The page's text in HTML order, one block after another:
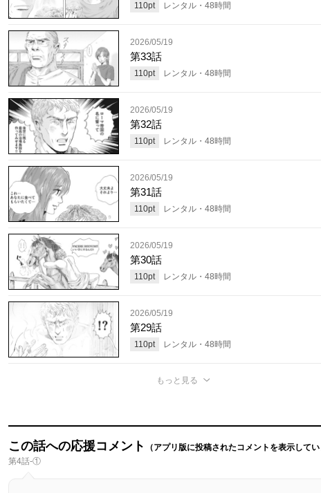
110pt レンタル・ 48時間
2026/05/19
第33話
110pt レンタル・ 48時間
2026/05/19
第32話
110pt レンタル・ 48時間
2026/05/19
第31話
110pt レンタル・ 48時間
2026/05/19
第30話
110pt レンタル・ 48時間
2026/05/19
第29話
110pt レンタル・ 48時間
もっと見る
この話への応援コメント
（アプリ版に投稿されたコメントを表示してい
第4話-①